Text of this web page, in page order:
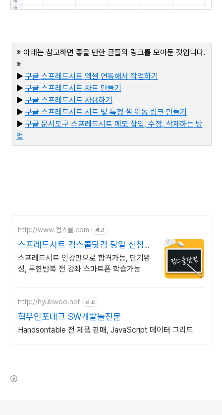
※ 아래는 참고하면 좋을 만한 글들의 링크를 모아둔 것입니다.
※
▶ 구글 스프레드시트 엑셀 연동해서 작업하기
▶ 구글 스프레드시트 차트 만들기
▶ 구글 스프레드시트 사용하기
▶ 구글 스프레드시트 시트 및 특정 셀 이동 링크 만들기
▶ 구글 문서도구 스프레드시트 메모 삽입, 수정, 삭제하는 방
법
http://www.컴스쿨.com 광고
스프레드시트 컴스쿨닷컴 당일 신청&
결제시 기프티콘!
스프레드시트 인강만으로 합격가능, 단기완
성, 무한반복 전 강좌 스마트폰 학습가능
http://hyubwoo.net 광고
협우인포테크 SW개발툴전문
Handsontable 전 제품 판매, JavaScript 데이터 그리드